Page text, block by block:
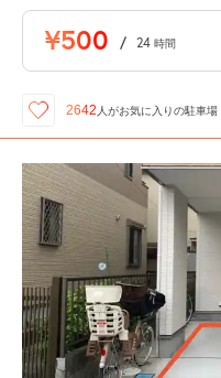
¥500 / 24 時間
2642 人がお気に入りの駐車場